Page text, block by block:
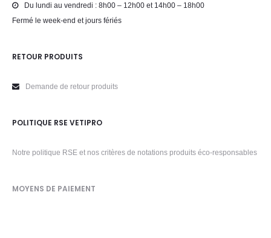
Du lundi au vendredi : 8h00 – 12h00 et 14h00 – 18h00
Fermé le week-end et jours fériés
RETOUR PRODUITS
Demande de retour produits
POLITIQUE RSE VETIPRO
Notre politique RSE et nos critères de notations produits éco-responsables
MOYENS DE PAIEMENT